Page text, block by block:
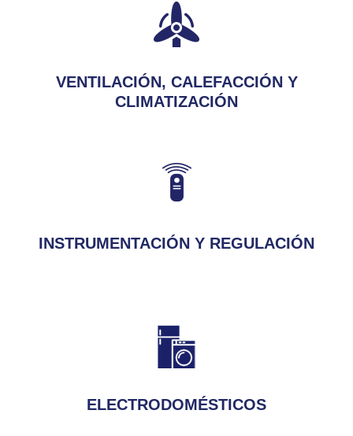
VENTILACIÓN, CALEFACCIÓN Y
CLIMATIZACIÓN
INSTRUMENTACIÓN Y REGULACIÓN
ELECTRODOMÉSTICOS